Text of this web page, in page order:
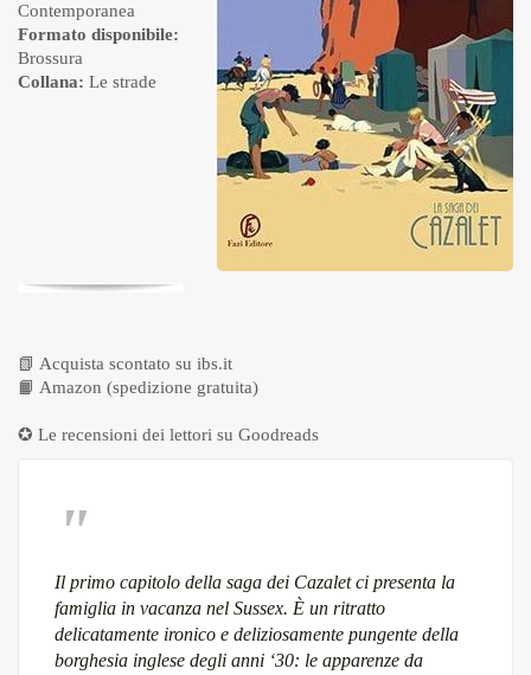
Contemporanea
Formato disponibile:
Brossura
Collana: Le strade
📗 Acquista scontato su ibs.it
📙 Amazon (spedizione gratuita)
✪ Le recensioni dei lettori su Goodreads
Il primo capitolo della saga dei Cazalet ci presenta la
famiglia in vacanza nel Sussex. È un ritratto
delicatamente ironico e deliziosamente pungente della
borghesia inglese degli anni ‘30: le apparenze da